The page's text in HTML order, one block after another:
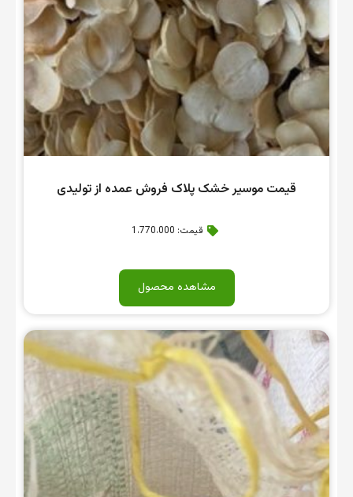
قیمت موسیر خشک پلاک فروش عمده از تولیدی
قیمت: 1،770،000
مشاهده محصول